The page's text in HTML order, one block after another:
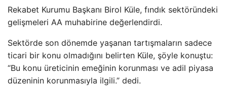
Rekabet Kurumu Başkanı Birol Küle, fındık sektöründeki
gelişmeleri AA muhabirine değerlendirdi.
Sektörde son dönemde yaşanan tartışmaların sadece
ticari bir konu olmadığını belirten Küle, şöyle konuştu:
“Bu konu üreticinin emeğinin korunması ve adil piyasa
düzeninin korunmasıyla ilgili.” dedi.